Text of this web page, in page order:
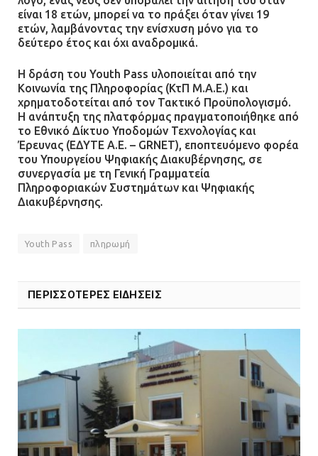
είναι 18 ετών, μπορεί να το πράξει όταν γίνει 19
ετών, λαμβάνοντας την ενίσχυση μόνο για το
δεύτερο έτος και όχι αναδρομικά.
Η δράση του Youth Pass υλοποιείται από την
Κοινωνία της Πληροφορίας (ΚτΠ Μ.Α.Ε.) και
χρηματοδοτείται από τον Τακτικό Προϋπολογισμό.
Η ανάπτυξη της πλατφόρμας πραγματοποιήθηκε από
το Εθνικό Δίκτυο Υποδομών Τεχνολογίας και
Έρευνας (ΕΔΥΤΕ Α.Ε. – GRNET), εποπτευόμενο φορέα
του Υπουργείου Ψηφιακής Διακυβέρνησης, σε
συνεργασία με τη Γενική Γραμματεία
Πληροφοριακών Συστημάτων και Ψηφιακής
Διακυβέρνησης.
Youth Pass πληρωμή
ΠΕΡΙΣΣΟΤΕΡΕΣ ΕΙΔΗΣΕΙΣ